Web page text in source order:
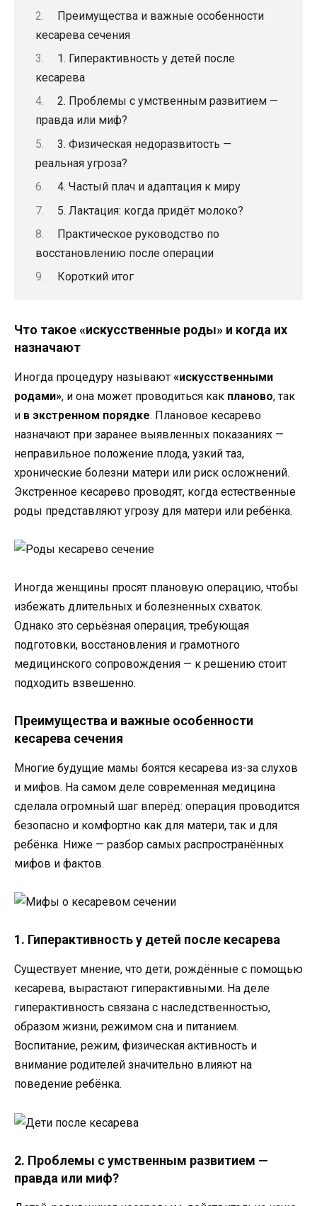
Преимущества и важные особенности
кесарева сечения
1. Гиперактивность у детей после
кесарева
2. Проблемы с умственным развитием —
правда или миф?
3. Физическая недоразвитость —
реальная угроза?
4. Частый плач и адаптация к миру
5. Лактация: когда придёт молоко?
Практическое руководство по
восстановлению после операции
Короткий итог
Что такое «искусственные роды» и когда их
назначают
Иногда процедуру называют «искусственными
родами», и она может проводиться как планово, так
и в экстренном порядке. Плановое кесарево
назначают при заранее выявленных показаниях —
неправильное положение плода, узкий таз,
хронические болезни матери или риск осложнений.
Экстренное кесарево проводят, когда естественные
роды представляют угрозу для матери или ребёнка.
Иногда женщины просят плановую операцию, чтобы
избежать длительных и болезненных схваток.
Однако это серьёзная операция, требующая
подготовки, восстановления и грамотного
медицинского сопровождения — к решению стоит
подходить взвешенно.
Преимущества и важные особенности
кесарева сечения
Многие будущие мамы боятся кесарева из-за слухов
и мифов. На самом деле современная медицина
сделала огромный шаг вперёд: операция проводится
безопасно и комфортно как для матери, так и для
ребёнка. Ниже — разбор самых распространённых
мифов и фактов.
1. Гиперактивность у детей после кесарева
Существует мнение, что дети, рождённые с помощью
кесарева, вырастают гиперактивными. На деле
гиперактивность связана с наследственностью,
образом жизни, режимом сна и питанием.
Воспитание, режим, физическая активность и
внимание родителей значительно влияют на
поведение ребёнка.
2. Проблемы с умственным развитием —
правда или миф?